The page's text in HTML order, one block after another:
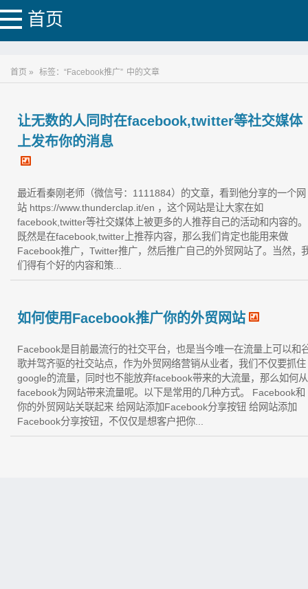
首页
首页 » 标签：“Facebook推广” 中的文章
让无数的人同时在facebook,twitter等社交媒体
上发布你的消息
最近看秦刚老师（微信号：1111884）的文章，看到他分享的一个网
站 https://www.thunderclap.it/en ，这个网站是让大家在如
facebook,twitter等社交媒体上被更多的人推荐自己的活动和内容的。
既然是在facebook,twitter上推荐内容，那么我们肯定也能用来做
Facebook推广，Twitter推广，然后推广自己的外贸网站了。当然，
们得有个好的内容和策...
如何使用Facebook推广你的外贸网站
Facebook是目前最流行的社交平台，也是当今唯一在流量上可以和
歌并驾齐驱的社交站点，作为外贸网络营销从业者，我们不仅要抓住
google的流量，同时也不能放弃facebook带来的大流量，那么如何从
facebook为网站带来流量呢。以下是常用的几种方式。 Facebook和
你的外贸网站关联起来 给网站添加Facebook分享按钮 给网站添加
Facebook分享按钮，不仅仅是想客户把你...